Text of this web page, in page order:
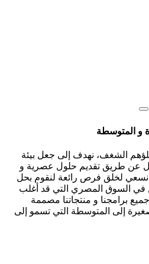
و المتوسطة
الشغف، نهدف إلى جعل بيئة
عن طريق تقديم حلول عصرية و
لخلق فرص رائعة لنقوم بحل
في السوق المصري التي قد أغلب
برامجنا و منتجاتنا مصممة
إلى المتوسطة التي تسمو إلى